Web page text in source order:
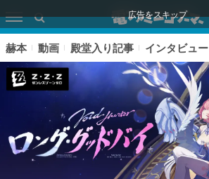
広告をスキップ
赫本 動画 殿堂入り記事 インタビュー